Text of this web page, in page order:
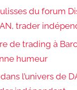
du forum
trader
de trading à
humeur
l’univers de